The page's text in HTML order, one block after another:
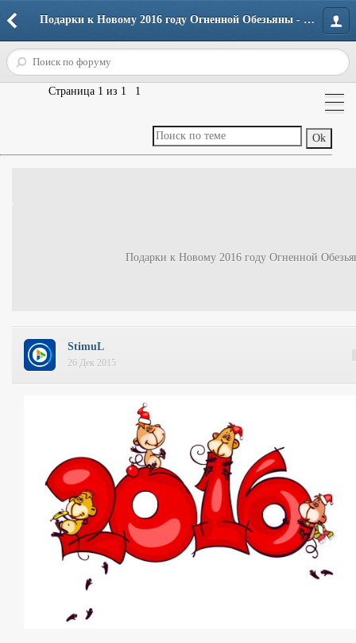
Подарки к Новому 2016 году Огненной Обезьяны - Разное - Корзина [Архив] - Форум портала
Страница 1 из 1 1
Подарки к Новому 2016 году Огненной
StimuL
26 Дек 2015